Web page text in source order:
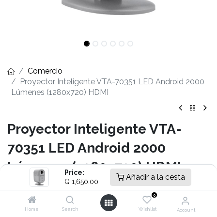
Price:
Q 1,650.00 Añadir a la cesta
Home Search
0
Wishlist Account
Comercio
Proyector Inteligente VTA-70351 LED Android 2000
Lúmenes (1280x720) HDMI
Proyector Inteligente VTA-
70351 LED Android 2000
Lúmenes (1280x720) HDMI
- Proyector LED de 2000 Lúmenes.
- Enfoque eléctrico manual a través del control remoto
para lograr la mejor imagen fácilmente.